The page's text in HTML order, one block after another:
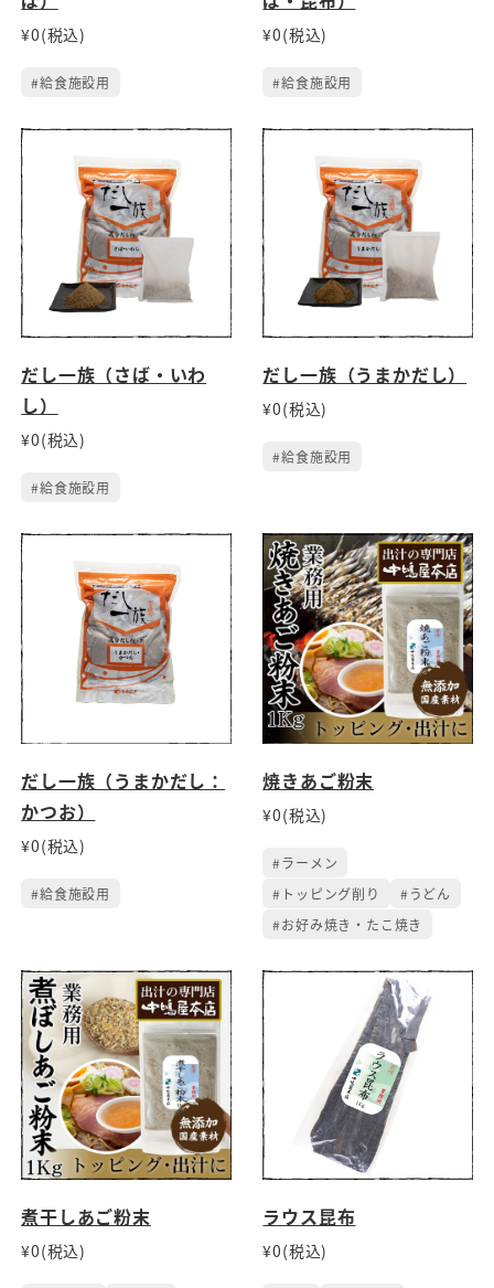
¥0(税込)
#給食施設用
¥0(税込)
#給食施設用
だし一族（さば・いわ
し）
¥0(税込)
#給食施設用
だし一族（うまかだし）
¥0(税込)
#給食施設用
だし一族（うまかだし：
かつお）
¥0(税込)
#給食施設用
焼きあご粉末
¥0(税込)
#ラーメン
#トッピング削り
#うどん
#お好み焼き・たこ焼き
煮干しあご粉末
¥0(税込)
ラウス昆布
¥0(税込)